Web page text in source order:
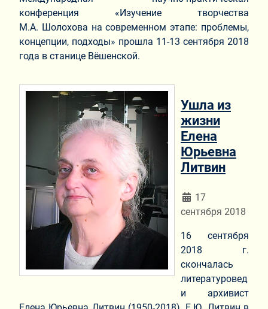
конференция «Изучение творчества
М.А. Шолохова на современном этапе: проблемы,
концепции, подходы» прошла 11-13 сентября 2018
года в станице Вёшенской.
Ушла из
жизни
Елена
Юрьевна
Литвин
Информация о
17
сентября 2018
16 сентября
2018 г.
скончалась
литературовед
и архивист